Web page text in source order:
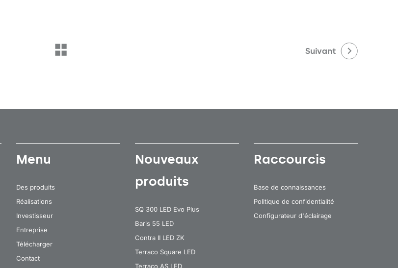
Suivant
Menu
Des produits
Réalisations
Investisseur
Entreprise
Télécharger
Contact
Nouveaux
produits
SQ 300 LED Evo Plus
Baris 55 LED
Contra II LED ZK
Terraco Square LED
Terraco AS LED
Raccourcis
Base de connaissances
Politique de confidentialité
Configurateur d'éclairage